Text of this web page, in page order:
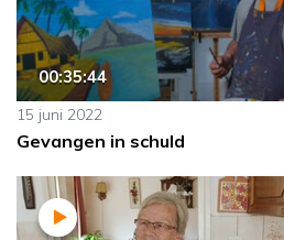
00:35:44
15 juni 2022
Gevangen in schuld